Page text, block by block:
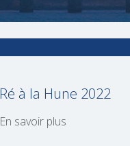
Ré à la Hune 2022
En savoir plus